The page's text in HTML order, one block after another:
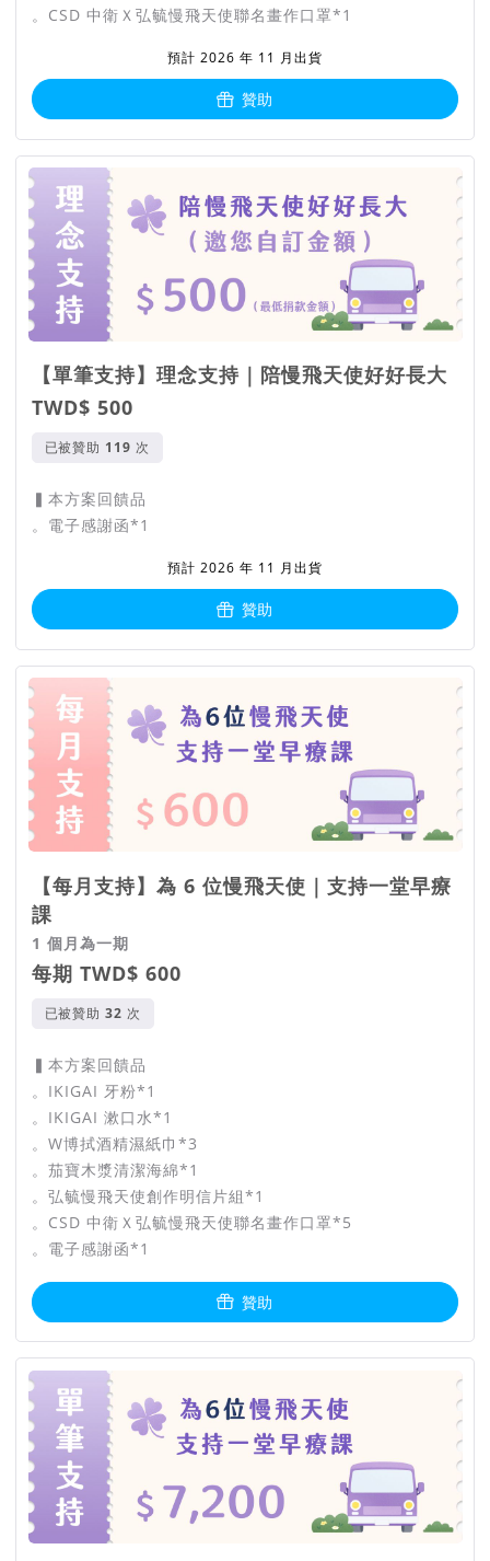
。CSD 中衛Ｘ弘毓慢飛天使聯名畫作口罩*1
預計 2026 年 11 月出貨
贊助
【單筆支持】理念支持｜陪慢飛天使好好長大
TWD$ 500
已被贊助 次
▍本方案回饋品
。電子感謝函*1
預計 2026 年 11 月出貨
贊助
【每月支持】為 6 位慢飛天使｜支持一堂早療
課
1 個月為一期
每期 TWD$ 600
已被贊助 次
▍本方案回饋品
。IKIGAI 牙粉*1
。IKIGAI 漱口水*1
。W博拭酒精濕紙巾*3
。茄寶木漿清潔海綿*1
。弘毓慢飛天使創作明信片組*1
。CSD 中衛Ｘ弘毓慢飛天使聯名畫作口罩*5
。電子感謝函*1
贊助